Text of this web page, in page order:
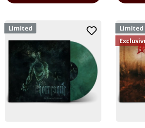
Limited
Limited